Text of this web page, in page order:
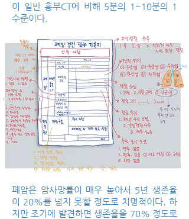
이 일반 흉부CT에 비해 5분의 1~10분의 1
수준이다.
폐암은 암사망률이 매우 높아서 5년 생존율
이 20%를 넘지 못할 정도로 치명적이다. 하
지만 조기에 발견하면 생존율을 70% 정도로